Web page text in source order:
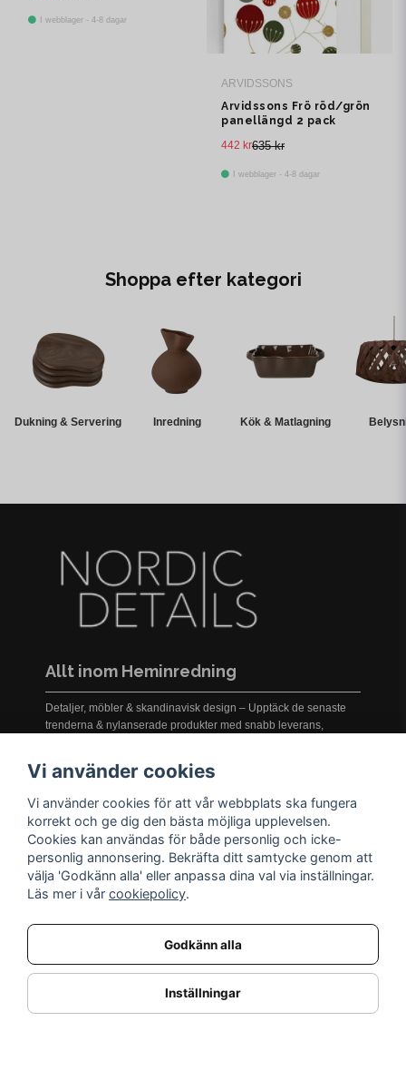
I webblager - 4-8 dagar
ARVIDSSONS
Arvidssons Frö röd/grön
panellängd 2 pack
635 kr
442 kr
I webblager - 4-8 dagar
Shoppa efter kategori
Dukning & Servering Inredning Kök & Matlagning
Allt inom Heminredning
Detaljer, möbler & skandinavisk design – Upptäck de senaste
trenderna & nylanserade produkter med snabb leverans,
INFORMATION
Nyheter
Kampanjer
Varumärken
Vi använder cookies
Vi använder cookies för att vår webbplats ska fungera
korrekt och ge dig den bästa möjliga upplevelsen.
Cookies kan användas för både personlig och icke-
personlig annonsering. Bekräfta ditt samtycke genom att
välja 'Godkänn alla' eller anpassa dina val via inställningar.
Läs mer i vår cookiepolicy.
Godkänn alla
Inställningar